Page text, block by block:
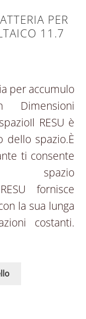
PER
11.7
per accumulo
Dimensioni
RESU è
spazio.È
ti consente
spazio
fornisce
la sua lunga
costanti.